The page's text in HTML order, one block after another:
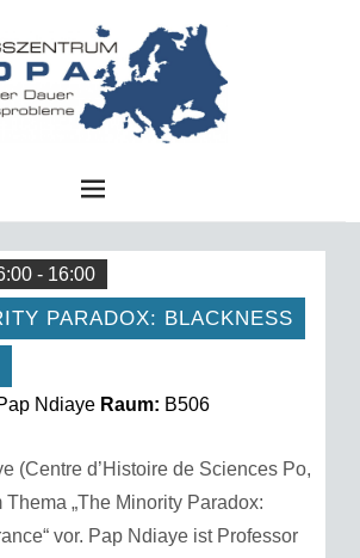
- 16:00
PARADOX: BLACKNESS
Ndiaye Raum: B506
(Centre d’Histoire de Sciences Po,
Thema „The Minority Paradox:
vor. Pap Ndiaye ist Professor